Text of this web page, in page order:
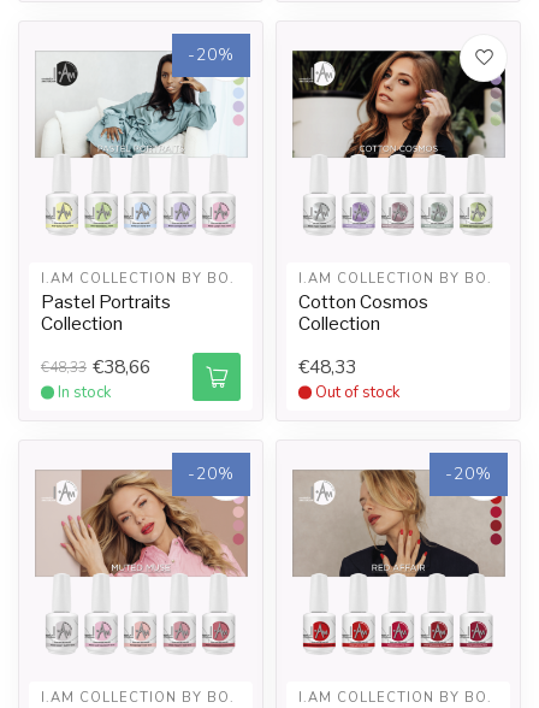
-20%
I.AM COLLECTION BY BO.
Pastel Portraits
Collection
€48,33 €38,66
In stock
I.AM COLLECTION BY BO.
Cotton Cosmos
Collection
€48,33
Out of stock
-20%
I.AM COLLECTION BY BO.
-20%
I.AM COLLECTION BY BO.